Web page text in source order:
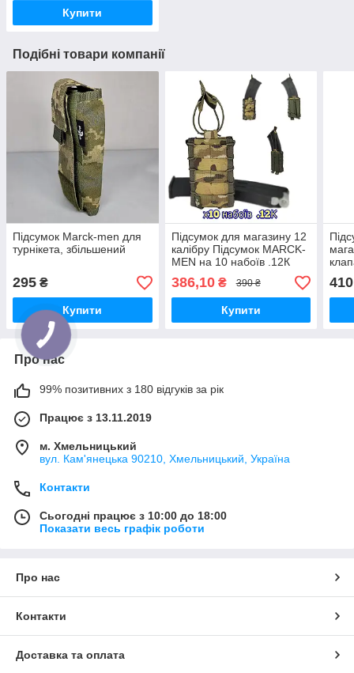
Купити
Подібні товари компанії
Підсумок Marck-men для
турнікета, збільшений
295 ₴
Купити
Підсумок для магазину 12
калібру Підсумок MARCK-
MEN на 10 набоїв .12К
калібру. Мультикам.
386,10₴ 390 ₴
Купити
410
Про нас
99% позитивних з 180 відгуків за рік
Працює з 13.11.2019
м. Хмельницький
вул. Кам'янецька 90210, Хмельницький, Україна
Контакти
Сьогодні працює з 10:00 до 18:00
Показати весь графік роботи
Про нас
Контакти
Доставка та оплата